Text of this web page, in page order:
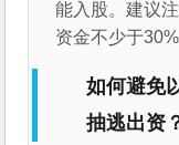
能入股。建议
资金不少于
如何避免
抽逃出资